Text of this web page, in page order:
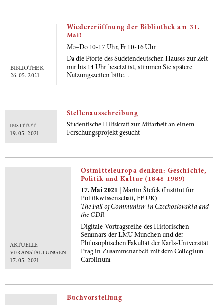
BIBLIOTHEK
26. 05. 2021
Wiedereröffnung der Bibliothek am 31.
Mai!
Mo–Do 10-17 Uhr, Fr 10-16 Uhr
Da die Pforte des Sudetendeutschen Hauses zur Zeit
nur bis 14 Uhr besetzt ist, stimmen Sie spätere
Nutzungszeiten bitte…
INSTITUT
19. 05. 2021
Stellenausschreibung
Studentische Hilfskraft zur Mitarbeit an einem
Forschungsprojekt gesucht
AKTUELLE
VERANSTALTUNGEN
17. 05. 2021
Ostmitteleuropa denken: Geschichte,
Politik und Kultur (1848-1989)
17. Mai 2021 | Martin Štefek (Institut für
Politikwissenschaft, FF UK)
The Fall of Communism in Czechoslovakia and
the GDR
Digitale Vortragsreihe des Historischen
Seminars der LMU München und der
Philosophischen Fakultät der Karls-Universität
Prag in Zusammenarbeit mit dem Collegium
Carolinum
Buchvorstellung